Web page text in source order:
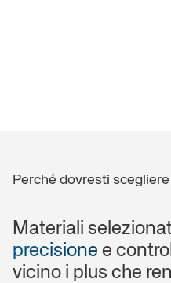
Perché dovresti
Materiali
precisione e
vicino i plus che